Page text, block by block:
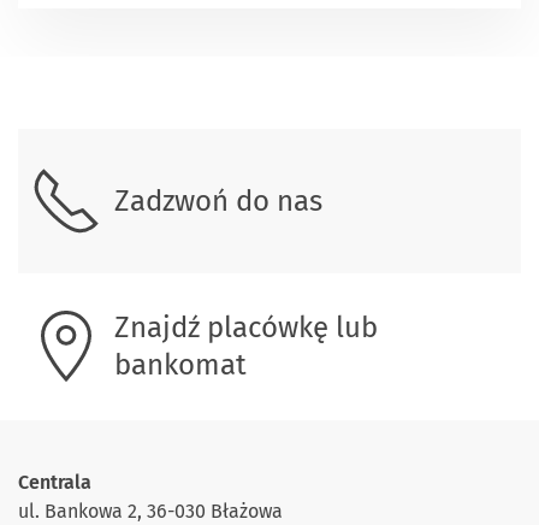
Zadzwoń do nas
Znajdź placówkę lub
bankomat
Centrala
ul. Bankowa 2, 36-030 Błażowa